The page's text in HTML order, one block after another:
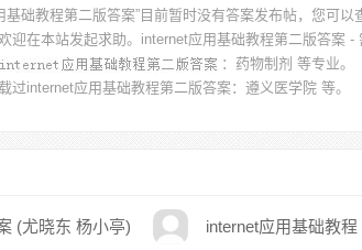
基础教程第二版答案”目前暂时没有答案发布帖，您可
迎在本站发起求助。 internet应用基础教程第二版答案 -
：药物制剂 等专业。
过internet应用基础教程第二版答案：遵义医学院 等。
(尤晓东 杨小亭) internet应用基础教